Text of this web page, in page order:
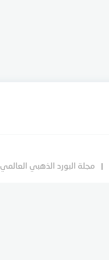
مجلة البورد الذهبي العالمي